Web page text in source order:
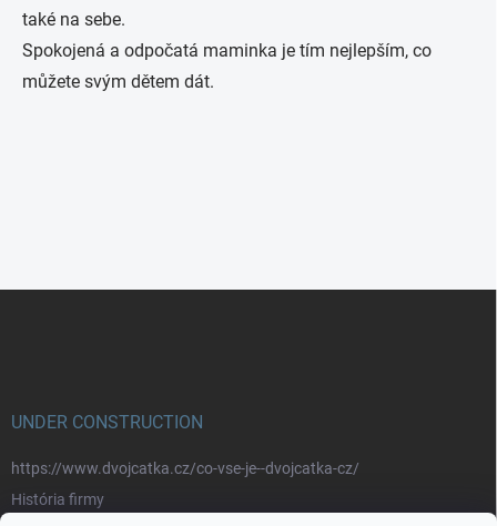
také na sebe.
Spokojená a odpočatá maminka je tím nejlepším, co
můžete svým dětem dát.
UNDER CONSTRUCTION
https://www.dvojcatka.cz/co-vse-je--dvojcatka-cz/
História firmy